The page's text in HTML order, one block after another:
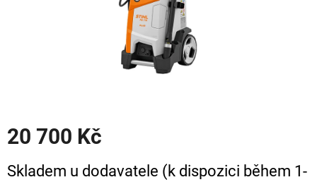
20 700 Kč
cena:
Skladem u dodavatele (k dispozici během 1-